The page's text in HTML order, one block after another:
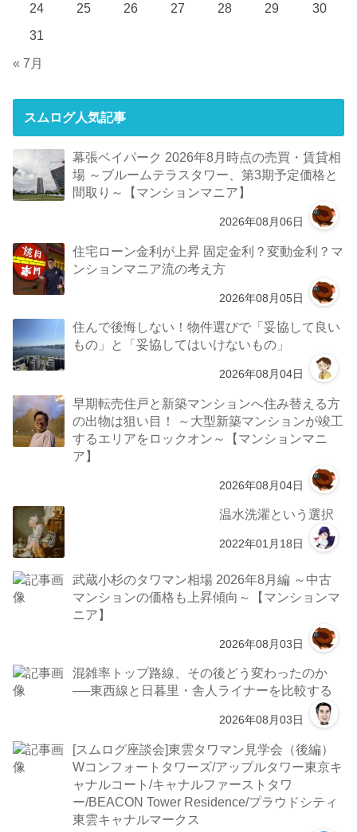
24
25 26 27 28 29
30
31
« 7月
スムログ人気記事
幕張ベイパーク 2026年8月時点の売買・賃貸相
場 ～ブルームテラスタワー、第3期予定価格と
間取り～【マンションマニア】
2026年08月06日
住宅ローン金利が上昇 固定金利？変動金利？マ
ンションマニア流の考え方
2026年08月05日
住んで後悔しない！物件選びで「妥協して良い
もの」と「妥協してはいけないもの」
2026年08月04日
早期転売住戸と新築マンションへ住み替える方
の出物は狙い目！ ～大型新築マンションが竣工
するエリアをロックオン～【マンションマニ
ア】
2026年08月04日
温水洗濯という選択
2022年01月18日
武蔵小杉のタワマン相場 2026年8月編 ～中古
マンションの価格も上昇傾向～【マンションマ
ニア】
2026年08月03日
混雑率トップ路線、その後どう変わったのか
──東西線と日暮里・舎人ライナーを比較する
2026年08月03日
[スムログ座談会]東雲タワマン見学会（後編）
Wコンフォートタワーズ/アップルタワー東京キ
ャナルコート/キャナルファーストタワ
ー/BEACON Tower Residence/プラウドシティ
東雲キャナルマークス